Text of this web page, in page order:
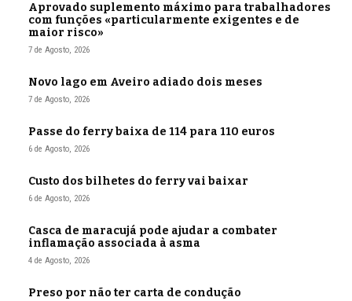
Aprovado suplemento máximo para trabalhadores
com funções «particularmente exigentes e de
maior risco»
7 de Agosto, 2026
Novo lago em Aveiro adiado dois meses
7 de Agosto, 2026
Passe do ferry baixa de 114 para 110 euros
6 de Agosto, 2026
Custo dos bilhetes do ferry vai baixar
6 de Agosto, 2026
Casca de maracujá pode ajudar a combater
inflamação associada à asma
4 de Agosto, 2026
Preso por não ter carta de condução